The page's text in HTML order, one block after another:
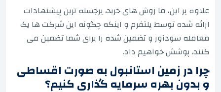
علاوه بر این، ما روش های خرید، برجسته ترین پیشنهادات
ارائه شده توسط پلتفرم و اینکه چگونه این شرکت ها یک
معامله سودآور و تضمین شده را برای شما تضمین می
کنند، پوشش خواهیم داد.
چرا در زمین استانبول به صورت اقساطی
و بدون بهره سرمایه گذاری کنیم؟